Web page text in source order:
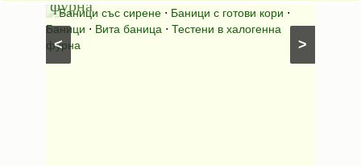
>
<
фурна
Баници със сирене ⋅ Баници с готови кори ⋅
Баници ⋅ Вита баница ⋅ Тестени в халогенна
фурна